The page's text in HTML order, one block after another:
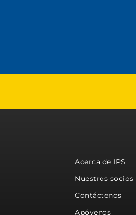
Acerca de IPS
Nuestros socios
Contáctenos
Apóyenos